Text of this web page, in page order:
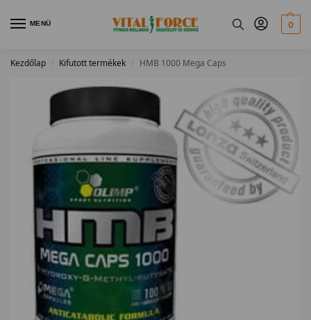
MENÜ 0
Kezdőlap / Kifutott termékek / HMB 1000 Mega Caps